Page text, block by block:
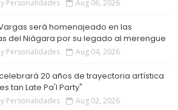
y Personalidades Aug 06, 2026
será homenajeado en las
del Niágara por su legado al merengue
y Personalidades Aug 04, 2026
20 años de trayectoria artística
tan Late Pa'l Party"
y Personalidades Aug 02, 2026